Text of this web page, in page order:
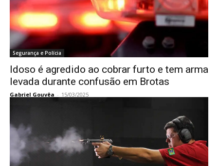
Segurança e Polícia
Idoso é agredido ao cobrar furto e tem arma
levada durante confusão em Brotas
Gabriel Gouvêa - 15/03/2025